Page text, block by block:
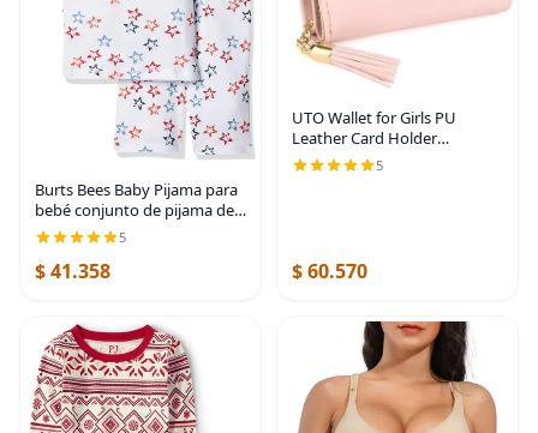
Burts Bees Baby Pijama para
bebé conjunto de pijama de 2
piezas 100 algodón orgánico
camiseta patriótica y
pantalones cortos talla 4XS
5
$ 41.358
UTO Wallet for Girls PU
Leather Card Holder
Organizer Women Small Cute
Coin Purse Orange
5
$ 60.570